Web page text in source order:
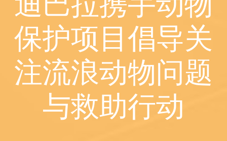
保护项目倡导关
注流浪动物问题
与救助行动